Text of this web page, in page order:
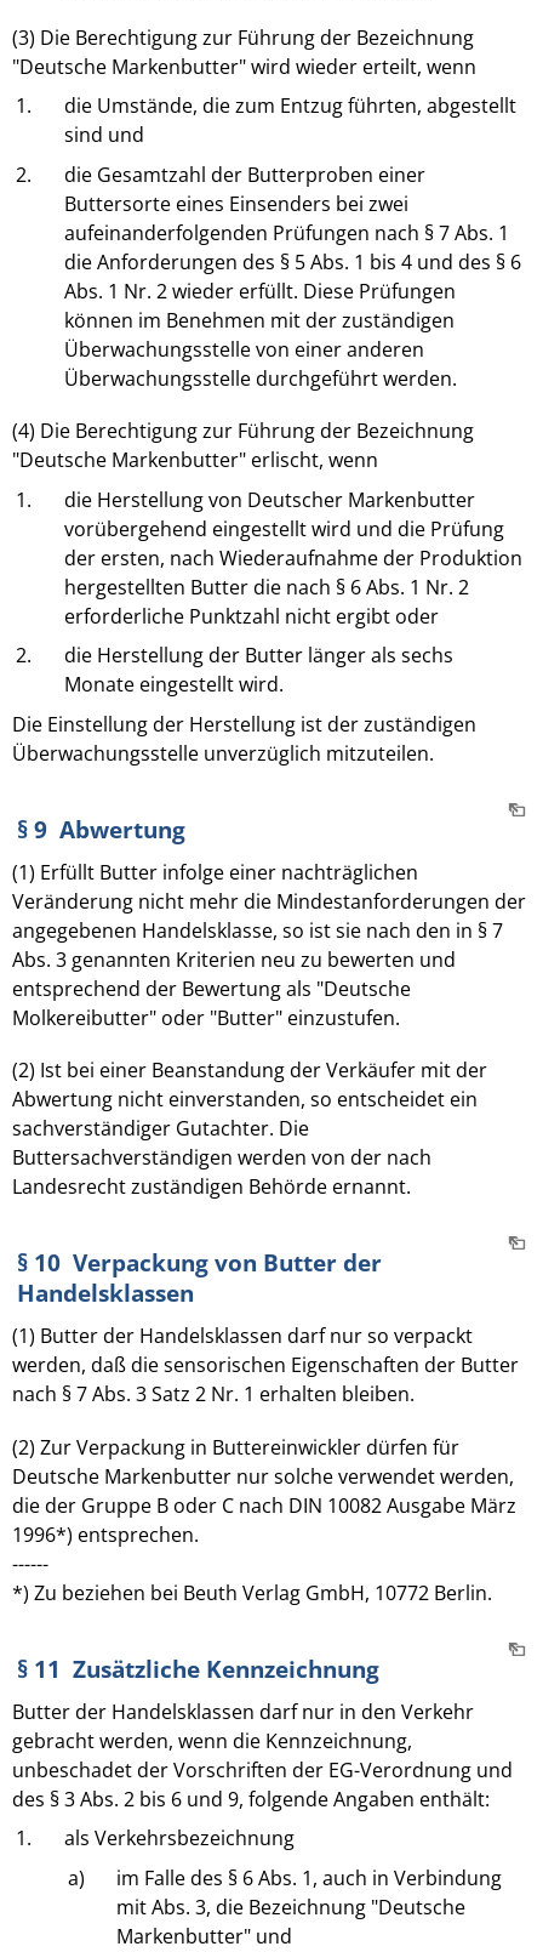
(3) Die Berechtigung zur Führung der Bezeichnung
"Deutsche Markenbutter" wird wieder erteilt, wenn
1.
die Umstände, die zum Entzug führten, abgestellt
sind und
2.
die Gesamtzahl der Butterproben einer
Buttersorte eines Einsenders bei zwei
aufeinanderfolgenden Prüfungen nach § 7 Abs. 1
die Anforderungen des § 5 Abs. 1 bis 4 und des § 6
Abs. 1 Nr. 2 wieder erfüllt. Diese Prüfungen
können im Benehmen mit der zuständigen
Überwachungsstelle von einer anderen
Überwachungsstelle durchgeführt werden.
(4) Die Berechtigung zur Führung der Bezeichnung
"Deutsche Markenbutter" erlischt, wenn
1.
die Herstellung von Deutscher Markenbutter
vorübergehend eingestellt wird und die Prüfung
der ersten, nach Wiederaufnahme der Produktion
hergestellten Butter die nach § 6 Abs. 1 Nr. 2
erforderliche Punktzahl nicht ergibt oder
2.
die Herstellung der Butter länger als sechs
Monate eingestellt wird.
Die Einstellung der Herstellung ist der zuständigen
Überwachungsstelle unverzüglich mitzuteilen.
§ 9 Abwertung
(1) Erfüllt Butter infolge einer nachträglichen
Veränderung nicht mehr die Mindestanforderungen der
angegebenen Handelsklasse, so ist sie nach den in § 7
Abs. 3 genannten Kriterien neu zu bewerten und
entsprechend der Bewertung als "Deutsche
Molkereibutter" oder "Butter" einzustufen.
(2) Ist bei einer Beanstandung der Verkäufer mit der
Abwertung nicht einverstanden, so entscheidet ein
sachverständiger Gutachter. Die
Buttersachverständigen werden von der nach
Landesrecht zuständigen Behörde ernannt.
§ 10 Verpackung von Butter der
Handelsklassen
(1) Butter der Handelsklassen darf nur so verpackt
werden, daß die sensorischen Eigenschaften der Butter
nach § 7 Abs. 3 Satz 2 Nr. 1 erhalten bleiben.
(2) Zur Verpackung in Buttereinwickler dürfen für
Deutsche Markenbutter nur solche verwendet werden,
die der Gruppe B oder C nach DIN 10082 Ausgabe März
1996*) entsprechen.
------
*) Zu beziehen bei Beuth Verlag GmbH, 10772 Berlin.
§ 11 Zusätzliche Kennzeichnung
Butter der Handelsklassen darf nur in den Verkehr
gebracht werden, wenn die Kennzeichnung,
unbeschadet der Vorschriften der EG-Verordnung und
des § 3 Abs. 2 bis 6 und 9, folgende Angaben enthält:
1.
als Verkehrsbezeichnung
a)
im Falle des § 6 Abs. 1, auch in Verbindung
mit Abs. 3, die Bezeichnung "Deutsche
Markenbutter" und